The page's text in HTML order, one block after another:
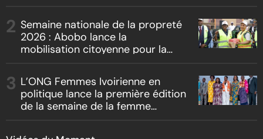
« Boss vs Boss »
Semaine nationale de la propreté
2026 : Abobo lance la
mobilisation citoyenne pour la
L’ONG Femmes Ivoirienne en
politique lance la première édition
de la semaine de la femme